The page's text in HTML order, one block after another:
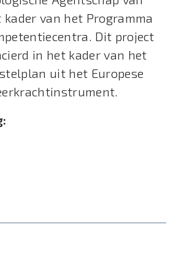
kader van het Programma
Dit project
in het kader van het
uit het Europese